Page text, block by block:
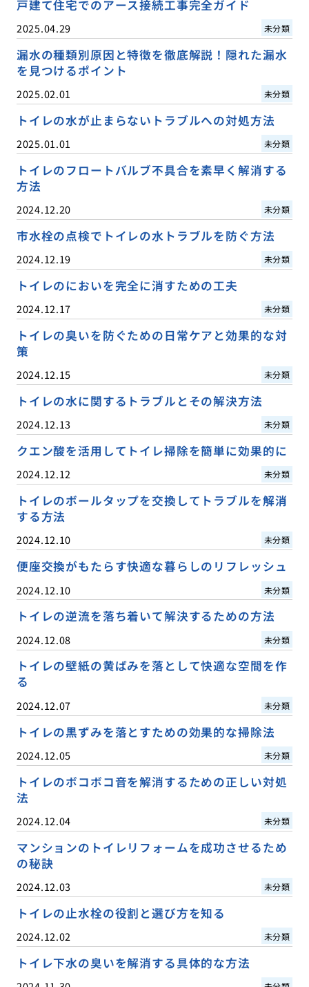
戸建て住宅でのアース接続工事完全ガイド
2025.04.29 未分類
漏水の種類別原因と特徴を徹底解説！隠れた漏水
を見つけるポイント
2025.02.01 未分類
トイレの水が止まらないトラブルへの対処方法
2025.01.01 未分類
トイレのフロートバルブ不具合を素早く解消する
方法
2024.12.20 未分類
市水栓の点検でトイレの水トラブルを防ぐ方法
2024.12.19 未分類
トイレのにおいを完全に消すための工夫
2024.12.17 未分類
トイレの臭いを防ぐための日常ケアと効果的な対
策
2024.12.15 未分類
トイレの水に関するトラブルとその解決方法
2024.12.13 未分類
クエン酸を活用してトイレ掃除を簡単に効果的に
2024.12.12 未分類
トイレのボールタップを交換してトラブルを解消
する方法
2024.12.10 未分類
便座交換がもたらす快適な暮らしのリフレッシュ
2024.12.10 未分類
トイレの逆流を落ち着いて解決するための方法
2024.12.08 未分類
トイレの壁紙の黄ばみを落として快適な空間を作
る
2024.12.07 未分類
トイレの黒ずみを落とすための効果的な掃除法
2024.12.05 未分類
トイレのボコボコ音を解消するための正しい対処
法
2024.12.04 未分類
マンションのトイレリフォームを成功させるため
の秘訣
2024.12.03 未分類
トイレの止水栓の役割と選び方を知る
2024.12.02 未分類
トイレ下水の臭いを解消する具体的な方法